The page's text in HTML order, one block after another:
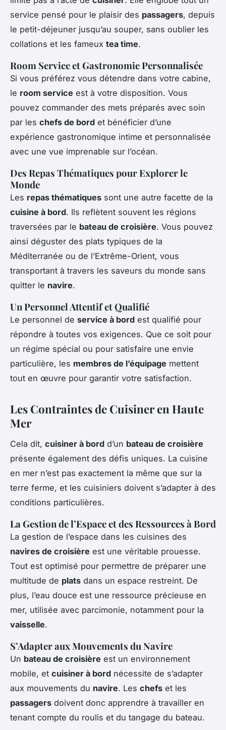
service pensé pour le plaisir des passagers, depuis
le petit-déjeuner jusqu’au souper, sans oublier les
collations et les fameux tea time.
Room Service et Gastronomie Personnalisée
Si vous préférez vous détendre dans votre cabine,
le room service est à votre disposition. Vous
pouvez commander des mets préparés avec soin
par les chefs de bord et bénéficier d’une
expérience gastronomique intime et personnalisée
avec une vue imprenable sur l’océan.
Des Repas Thématiques pour Explorer le
Monde
Les repas thématiques sont une autre facette de la
cuisine à bord. Ils reflètent souvent les régions
traversées par le bateau de croisière. Vous pouvez
ainsi déguster des plats typiques de la
Méditerranée ou de l’Extrême-Orient, vous
transportant à travers les saveurs du monde sans
quitter le navire.
Un Personnel Attentif et Qualifié
Le personnel de service à bord est qualifié pour
répondre à toutes vos exigences. Que ce soit pour
un régime spécial ou pour satisfaire une envie
particulière, les membres de l’équipage mettent
tout en œuvre pour garantir votre satisfaction.
Les Contraintes de Cuisiner en Haute
Mer
Cela dit, cuisiner à bord d’un bateau de croisière
présente également des défis uniques. La cuisine
en mer n’est pas exactement la même que sur la
terre ferme, et les cuisiniers doivent s’adapter à des
conditions particulières.
La Gestion de l’Espace et des Ressources à Bord
La gestion de l’espace dans les cuisines des
navires de croisière est une véritable prouesse.
Tout est optimisé pour permettre de préparer une
multitude de plats dans un espace restreint. De
plus, l’eau douce est une ressource précieuse en
mer, utilisée avec parcimonie, notamment pour la
vaisselle.
S’Adapter aux Mouvements du Navire
Un bateau de croisière est un environnement
mobile, et cuisiner à bord nécessite de s’adapter
aux mouvements du navire. Les chefs et les
passagers doivent donc apprendre à travailler en
tenant compte du roulis et du tangage du bateau.